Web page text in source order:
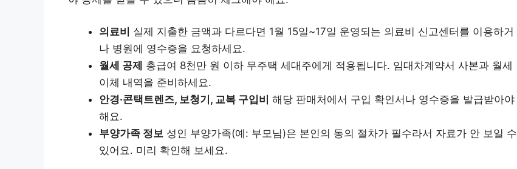
의료비
실제 지출한 금액과 다르다면 1월 15일~17일 운영되는 의료비 신고센터를 이용하거
나 병원에 영수증을 요청하세요.
월세 공제 총급여 8천만 원 이하 무주택 세대주에게 적용됩니다. 임대차계약서 사본과 월세
이체 내역을 준비하세요.
안경·콘택트렌즈, 보청기, 교복 구입비 해당 판매처에서 구입 확인서나 영수증을 발급받아야
해요.
부양가족 정보 성인 부양가족(예: 부모님)은 본인의 동의 절차가 필수라서 자료가 안 보일 수
있어요. 미리 확인해 보세요.